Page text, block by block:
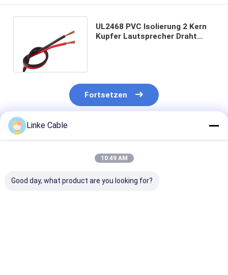
UL2468 PVC Isolierung 2 Kern
Kupfer Lautsprecher Draht
Fortsetzen
Empfohlene Produkte
Linke Cable
10:49 AM
Good day, what product are you looking for?